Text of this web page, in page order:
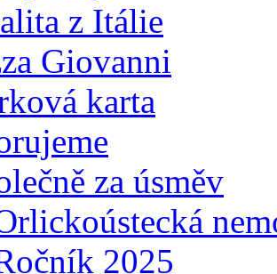
z Itálie
Giovanni
karta
za úsměv
2025